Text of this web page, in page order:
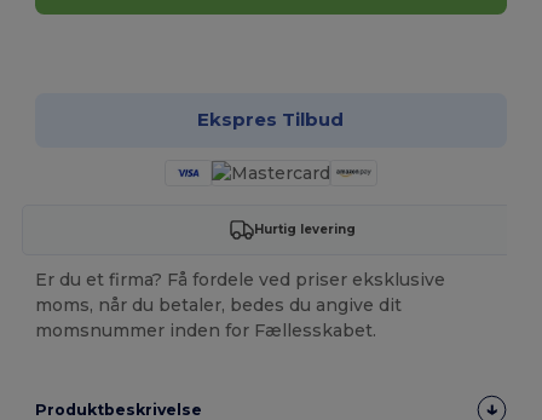
Ekspres Tilbud
Hurtig levering
Er du et firma? Få fordele ved priser eksklusive
moms, når du betaler, bedes du angive dit
momsnummer inden for Fællesskabet.
Produktbeskrivelse